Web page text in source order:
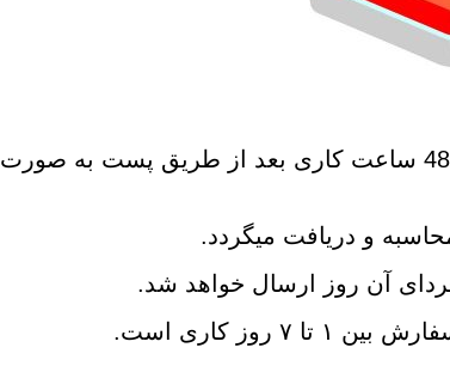
فروشگاه عجیب بوتیک تمام سفارشاتی که ثبت می شوند را پردازش و پس از 24 تا 48 ساعت کاری بعد از طریق پست به صورت
و دریافت میگردد.
آن روز ارسال خواهد شد.
کاری است.